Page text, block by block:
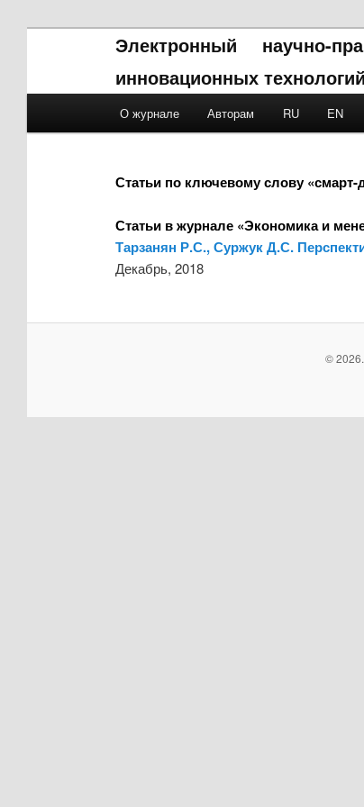
Электронный научно-
инновационных
Skip to primary content
Skip to secondary content
О журнале Авторам RU EN
Статьи по ключевому слову «смарт-
Статьи в журнале «Экономика и
Тарзанян Р.С., Суржук Д.С.
Декабрь, 2018
©